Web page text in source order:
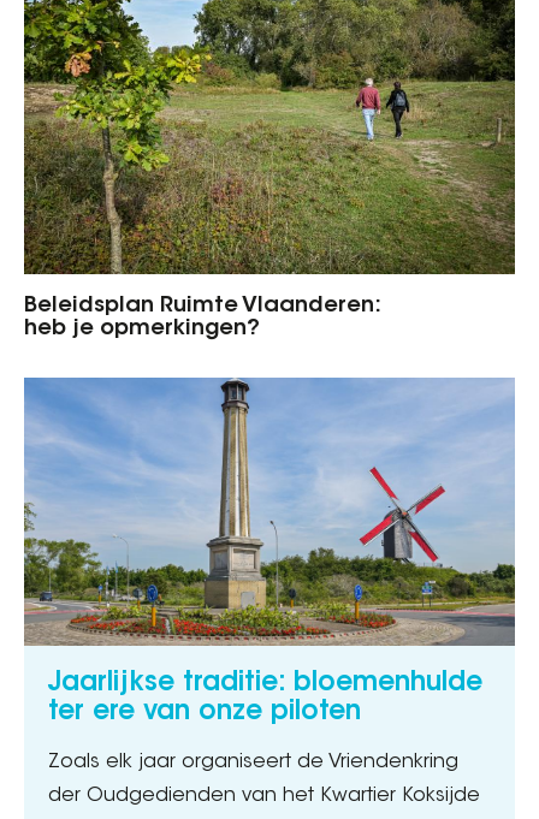
Beleidsplan Ruimte Vlaanderen:
heb je opmerkingen?
Jaarlijkse traditie: bloemenhulde
ter ere van onze piloten
Zoals elk jaar organiseert de Vriendenkring
der Oudgedienden van het Kwartier Koksijde